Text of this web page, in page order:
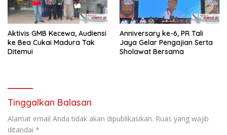
Aktivis GMB Kecewa, Audiensi
ke Bea Cukai Madura Tak
Ditemui
Anniversary ke-6, PR Tali
Jaya Gelar Pengajian Serta
Sholawat Bersama
Tinggalkan Balasan
Alamat email Anda tidak akan dipublikasikan. Ruas yang wajib
ditandai *